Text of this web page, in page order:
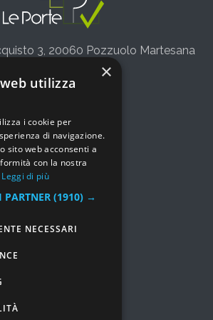
3, 20060 Pozzuolo Martesana
+39 02 36542775
MENU
×
utilizza
i cookie per
di navigazione.
sito web acconsenti a
con la nostra
Leggi di più
PARTNER (1910) →
NECESSARI